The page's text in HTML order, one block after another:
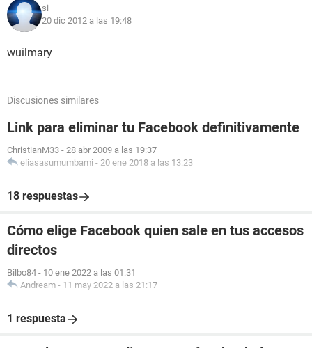
si
20 dic 2012 a las 19:48
wuilmary
Discusiones similares
Link para eliminar tu Facebook definitivamente
ChristianM33 - 28 abr 2009 a las 19:37
eliasasumumbami - 20 ene 2018 a las 13:23
18 respuestas
Cómo elige Facebook quien sale en tus accesos
directos
Bilbo84 - 10 ene 2022 a las 01:31
Andream - 11 may 2022 a las 21:17
1 respuesta